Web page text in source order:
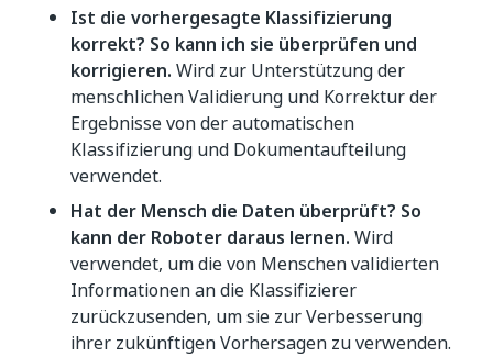
Ist die vorhergesagte Klassifizierung
korrekt? So kann ich sie überprüfen und
korrigieren. Wird zur Unterstützung der
menschlichen Validierung und Korrektur der
Ergebnisse von der automatischen
Klassifizierung und Dokumentaufteilung
verwendet.
Hat der Mensch die Daten überprüft? So
kann der Roboter daraus lernen. Wird
verwendet, um die von Menschen validierten
Informationen an die Klassifizierer
zurückzusenden, um sie zur Verbesserung
ihrer zukünftigen Vorhersagen zu verwenden.